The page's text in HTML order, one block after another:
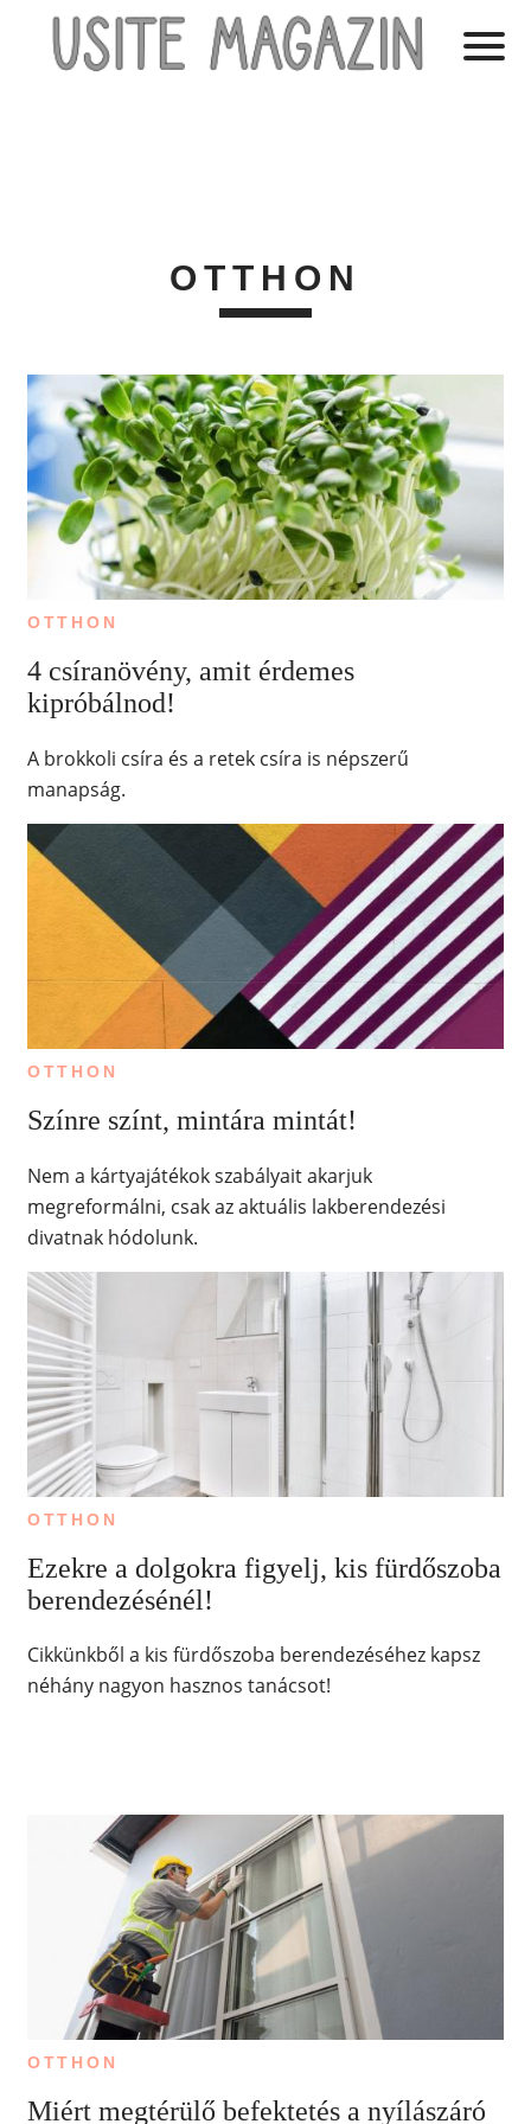
OTTHON
OTTHON
4 csíranövény, amit érdemes
kipróbálnod!
A brokkoli csíra és a retek csíra is népszerű
manapság.
OTTHON
Színre színt, mintára mintát!
Nem a kártyajátékok szabályait akarjuk
megreformálni, csak az aktuális lakberendezési
divatnak hódolunk.
OTTHON
Ezekre a dolgokra figyelj, kis fürdőszoba
berendezésénél!
Cikkünkből a kis fürdőszoba berendezéséhez kapsz
néhány nagyon hasznos tanácsot!
OTTHON
Miért megtérülő befektetés a nyílászáró